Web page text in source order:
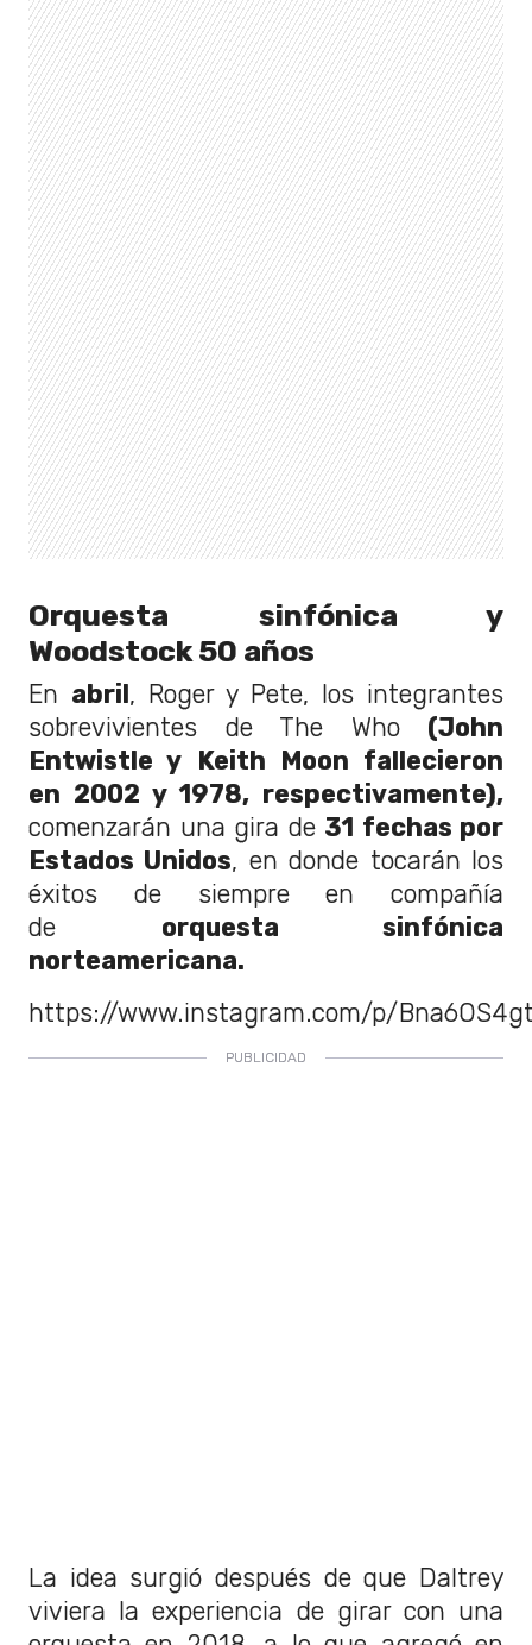
Orquesta sinfónica y
Woodstock 50 años
En abril, Roger y Pete, los integrantes
sobrevivientes de The Who (John
Entwistle y Keith Moon fallecieron
en 2002 y 1978, respectivamente),
comenzarán una gira de 31 fechas por
Estados Unidos, en donde tocarán los
éxitos de siempre en compañía
de orquesta sinfónica
norteamericana.
https://www.instagram.com/p/
La idea surgió después de que Daltrey
viviera la experiencia de girar con una